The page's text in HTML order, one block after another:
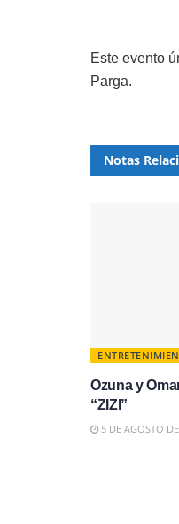
Este evento
Parga.
Notas
Ozuna y
“ZIZI”
5 DE AGOSTO